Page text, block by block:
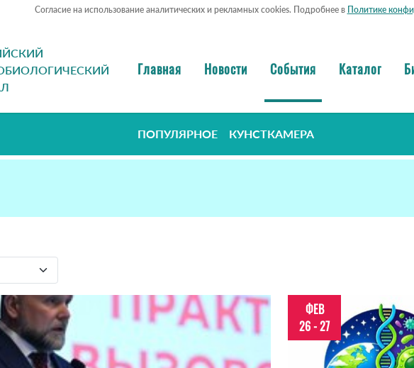
Согласие на использование аналитических и рекламных cookies. Подробнее в Политике
Главная Новости События Каталог
ПОПУЛЯРНОЕ КУНСТКАМЕРА
ФЕВ
26 - 27